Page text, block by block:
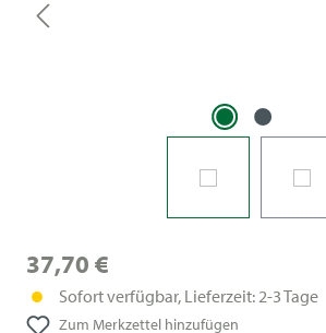
37,70 €
Sofort verfügbar, Lieferzeit: 2-3 Tage
Zum Merkzettel hinzufügen